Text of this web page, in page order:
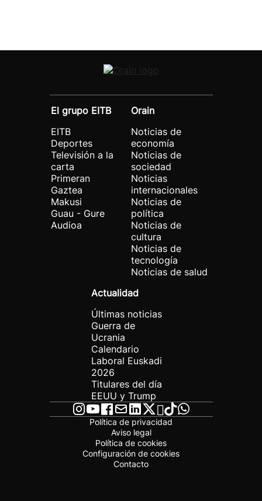
El grupo EITB
EITB
Deportes
Televisión a la
carta
Primeran
Gaztea
Makusi
Guau - Gure
Audioa
Orain
Noticias de
economía
Noticias de
sociedad
Noticias
internacionales
Noticias de
política
Noticias de
cultura
Noticias de
tecnología
Noticias de salud
Actualidad
Últimas noticias
Guerra de
Ucrania
Calendario
Laboral Euskadi
2026
Titulares del día
EEUU y Trump
Política de privacidad
Aviso legal
Política de cookies
Configuración de cookies
Contacto